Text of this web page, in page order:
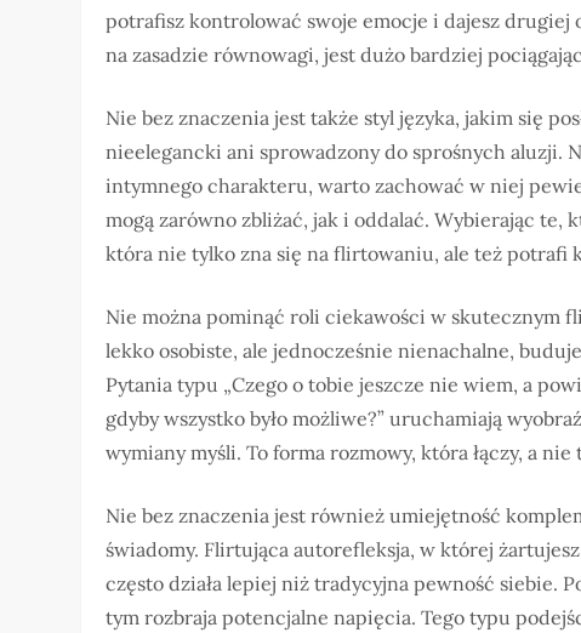
potrafisz kontrolować swoje emocje i dajesz
na zasadzie równowagi, jest dużo bardziej
Nie bez znaczenia jest także styl języka, jakim się
nieelegancki ani sprowadzony do sprośnych aluzji.
intymnego charakteru, warto zachować w niej
mogą zarówno zbliżać, jak i oddalać. Wybierając te,
która nie tylko zna się na flirtowaniu, ale też potrafi
Nie można pominąć roli ciekawości w skutecznym
lekko osobiste, ale jednocześnie nienachalne,
Pytania typu „Czego o tobie jeszcze nie wiem, a
gdyby wszystko było możliwe?” uruchamiają
wymiany myśli. To forma rozmowy, która łączy, a nie
Nie bez znaczenia jest również umiejętność
świadomy. Flirtująca autorefleksja, w której
często działa lepiej niż tradycyjna pewność siebie.
tym rozbraja potencjalne napięcia. Tego typu